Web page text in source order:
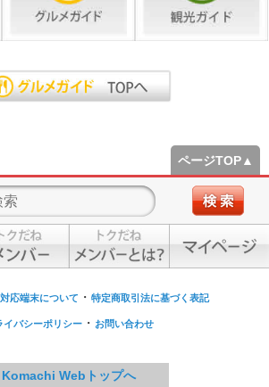
ページTOP▲
対応端末について ・ 特定商取引法に基づく表記
イバシーポリシー ・ お問い合わせ
Komachi Webトップへ